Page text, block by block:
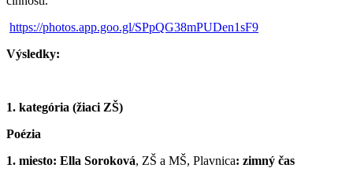
https://photos.app.goo.gl/SPpQG38mPUDen1sF9
Výsledky:
1. kategória (žiaci ZŠ)
Poézia
1. miesto: Ella Soroková, ZŠ a MŠ, Plavnica: zimný čas